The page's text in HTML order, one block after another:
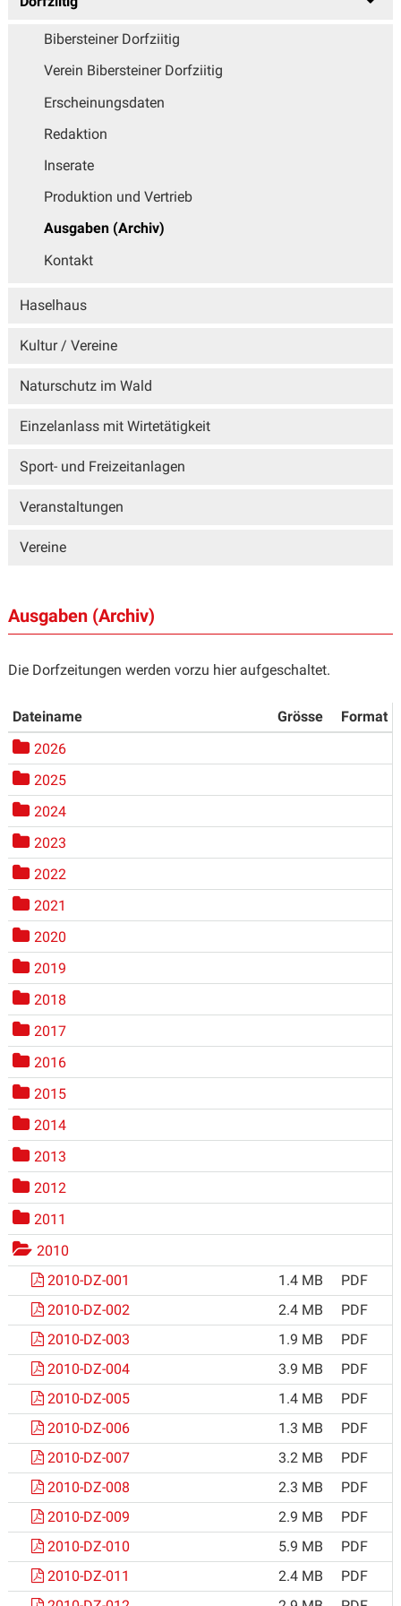
Bibersteiner Dorfziitig
Verein Bibersteiner Dorfziitig
Erscheinungsdaten
Redaktion
Inserate
Produktion und Vertrieb
Ausgaben (Archiv)
Kontakt
Haselhaus
Kultur / Vereine
Naturschutz im Wald
Einzelanlass mit Wirtetätigkeit
Sport- und Freizeitanlagen
Veranstaltungen
Vereine
Ausgaben (Archiv)
Die Dorfzeitungen werden vorzu hier aufgeschaltet.
Dateiname Grösse
Format
2026
2025
2024
2023
2022
2021
2020
2019
2018
2017
2016
2015
2014
2013
2012
2011
2010
2010-DZ-001
1.4 MB
PDF
2010-DZ-002
2.4 MB
PDF
2010-DZ-003
1.9 MB
PDF
2010-DZ-004
3.9 MB
PDF
2010-DZ-005
1.4 MB
PDF
2010-DZ-006
1.3 MB
PDF
2010-DZ-007
3.2 MB
PDF
2010-DZ-008
2.3 MB
PDF
2010-DZ-009
2.9 MB
PDF
2010-DZ-010
5.9 MB
PDF
2010-DZ-011
2.4 MB
PDF